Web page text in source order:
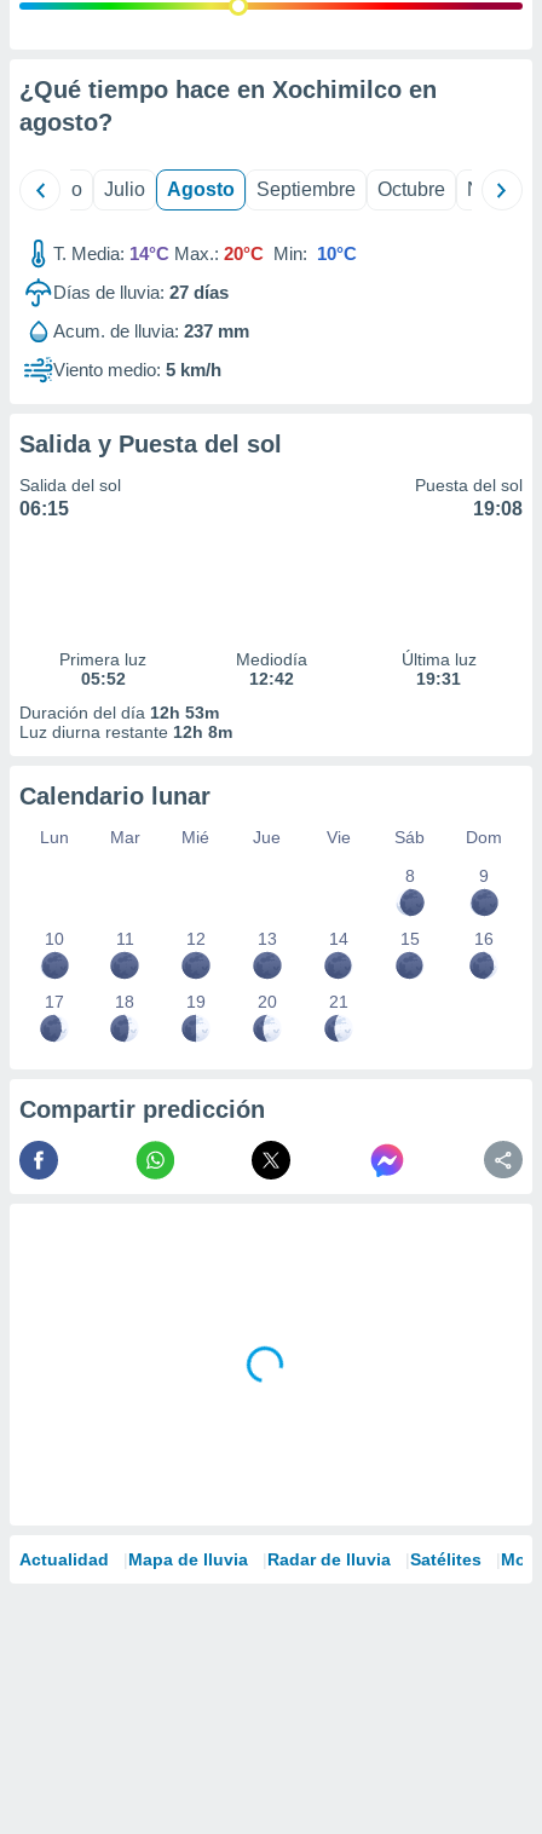
e
mediante
publicidad
de
1199
¿Qué tiempo hace en Xochimilco en
agosto?
Junio Julio Agosto Septiembre Octubre
T. Media: 14°C Max.: 20°C Min: 10°C
Días de lluvia: 27 días
Acum. de lluvia: 237 mm
Viento medio: 5 km/h
Salida y Puesta del sol
Salida del sol
06:15
Puesta del sol
19:08
Primera luz
05:52
Mediodía
12:42
Última luz
19:31
Duración del día 12h 53m
Luz diurna restante 12h 8m
Calendario lunar
Lun Mar Mié Jue Vie Sáb
Dom
8
9
10 11 12 13 14 15 16
17 18 19 20 21
Compartir predicción
Actualidad Mapa de lluvia Radar de lluvia Satélites